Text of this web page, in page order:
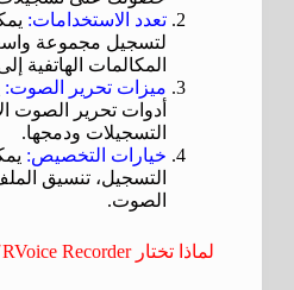
تعدد الاستخدامات:
لتسجيل مجموعة
المكالمات الهاتفية
ميزات تحرير الصوت:
أدوات تحرير الصوت
التسجيلات ودمجها.
خيارات التخصيص:
التسجيل، تنسيق
الصوت.
لماذا تختار RVoice Recorder؟